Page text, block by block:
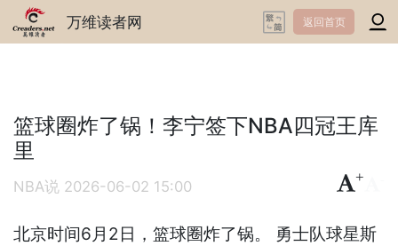
万维读者网 返回首页
篮球圈炸了锅！李宁签下NBA四冠王库
里
NBA说 2026-06-02 15:00
+
北京时间6月2日，篮球圈炸了锅。 勇士队球星斯